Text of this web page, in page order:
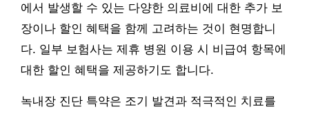
에서 발생할 수 있는 다양한 의료비에 대한 추가 보
장이나 할인 혜택을 함께 고려하는 것이 현명합니
다. 일부 보험사는 제휴 병원 이용 시 비급여 항목에
대한 할인 혜택을 제공하기도 합니다.
녹내장 진단 특약은 조기 발견과 적극적인 치료를